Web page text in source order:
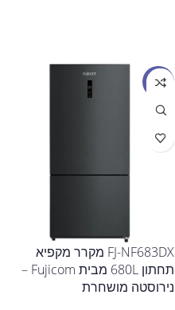
מבצע
FJ-NF683DX מקרר מקפיא
תחתון 680L מבית Fujicom –
נירוסטה מושחרת